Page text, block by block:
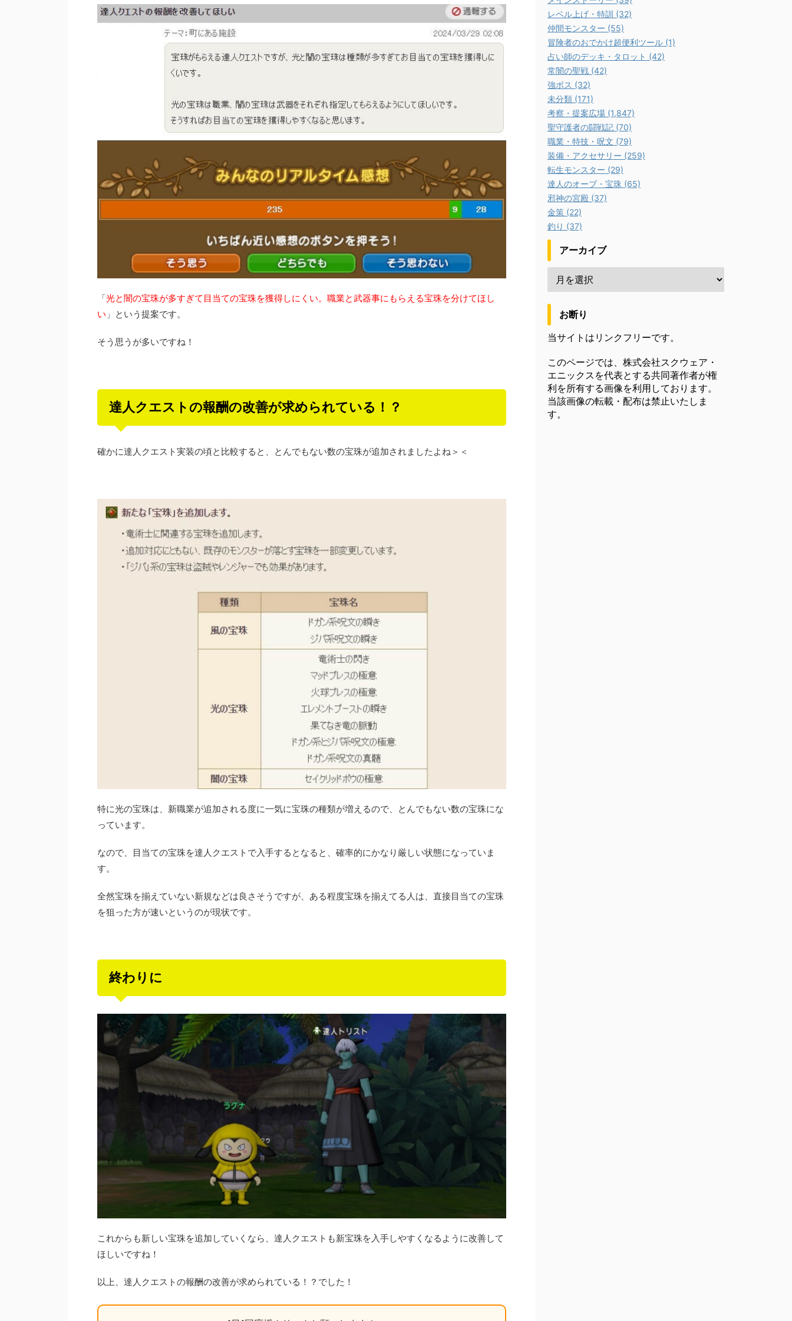
「光と闇の宝珠が多すぎて目当ての宝珠を獲得しにくい。職業と武器事にもらえる宝珠を分けてほし
い 」という提案です。
そう思うが多いですね！
達人クエストの報酬の改善が求められている！？
確かに達人クエスト実装の頃と比較すると、とんでもない数の宝珠が追加されましたよね＞＜
特に光の宝珠は、新職業が追加される度に一気に宝珠の種類が増えるので、とんでもない数の宝珠にな
っています。
なので、目当ての宝珠を達人クエストで入手するとなると、確率的にかなり厳しい状態になっていま
す。
全然宝珠を揃えていない新規などは良さそうですが、ある程度宝珠を揃えてる人は、直接目当ての宝珠
を狙った方が速いというのが現状です。
終わりに
これからも新しい宝珠を追加していくなら、達人クエストも新宝珠を入手しやすくなるように改善して
ほしいですね！
以上、達人クエストの報酬の改善が求められている！？でした！
レベル上げ・特訓 (32)
仲間モンスター (55)
冒険者のおでかけ超便利ツール (1)
占い師のデッキ・タロット (42)
常闇の聖戦 (42)
強ボス (32)
未分類 (171)
考察・提案広場 (1,847)
聖守護者の闘戦記 (70)
職業・特技・呪文 (79)
装備・アクセサリー (259)
転生モンスター (29)
達人のオーブ・宝珠 (65)
邪神の宮殿 (37)
金策 (22)
釣り (37)
アーカイブ
お断り
当サイトはリンクフリーです。
このページでは、株式会社スクウェア・
エニックスを代表とする共同著作者が権
利を所有する画像を利用しております。
当該画像の転載・配布は禁止いたしま
す。